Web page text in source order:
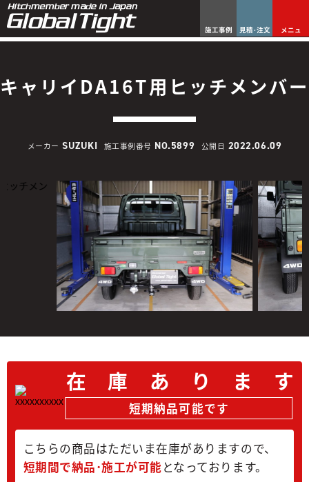
施工事例 見積･注文 メニュ
キャリイDA16T用ヒッチメンバー
メーカー SUZUKI 施工事例番号 NO.5899 公開日 2022.06.09
在 庫 あ り ま す
短期納品可能です
こちらの商品はただいま在庫がありますので、
短期間で納品･施工が可能となっております。